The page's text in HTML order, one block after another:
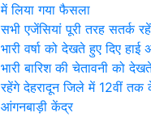
में लिया गया फैसला
सभी एजेंसियां पूरी तरह सतर्क
भारी वर्षा को देखते हुए दिए
भारी बारिश की चेतावनी को
रहेंगे देहरादून जिले में 12वीं तक
आंगनबाड़ी केंद्र